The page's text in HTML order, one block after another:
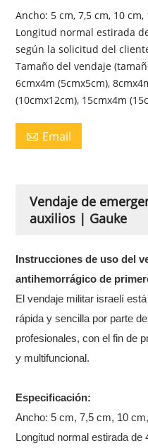
Ancho: 5 cm, 7,5 cm, 10 cm,
Longitud normal estirada
según la solicitud del
Tamaño del vendaje
6cmx4m (5cmx5cm),
(10cmx12cm), 15cmx4m
 Email
Vendaje de
auxilios | Gauke
Instrucciones de uso del
antihemorrágico de
El vendaje militar israelí
rápida y sencilla por parte
profesionales, con el fin de
y multifuncional.
Especificación:
Ancho: 5 cm, 7,5 cm, 10
Longitud normal estirada de